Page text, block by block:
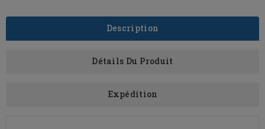
Description
Détails Du Produit
Expédition